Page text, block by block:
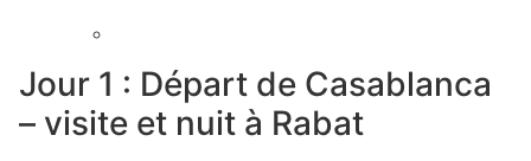
Jour 1 : Départ de Casablanca
– visite et nuit à Rabat